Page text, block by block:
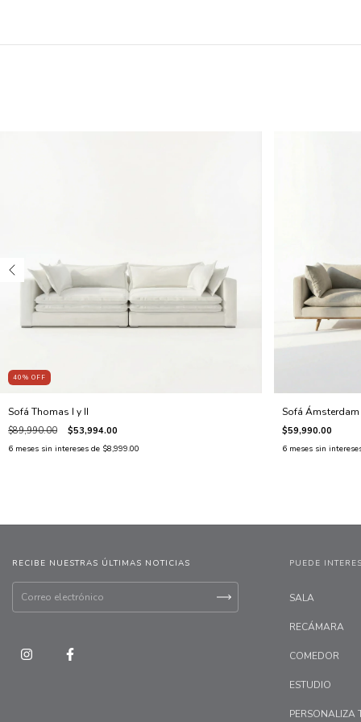
40% OFF
Sofá Thomas I y II
$89,990.00 $53,994.00
6 meses sin intereses de $8,999.00
Sofá Ámsterdam
$59,990.00
6 meses sin
RECIBE NUESTRAS ÚLTIMAS NOTICIAS PUEDE
SALA
RECÁMARA
COMEDOR
ESTUDIO
PERSONALIZA